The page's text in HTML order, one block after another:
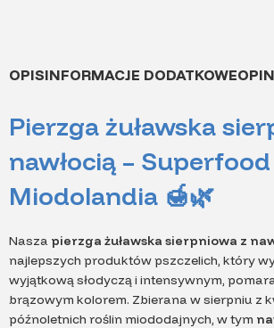
OPISINFORMACJE DODATKOWE
Pierzga żuławska
nawłocią –
Miodolandia 🍯🌿
Nasza pierzga żuławska sierpniowa z
najlepszych produktów pszczelich, który
wyjątkową słodyczą i intensywnym,
brązowym kolorem. Zbierana w sierpniu z
późnoletnich roślin miododajnych, w tym